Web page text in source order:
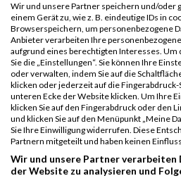
Wir und unsere Partner speichern und/oder
einem Gerät zu, wie z. B. eindeutige IDs in
Browserspeichern, um personenbezogene
Anbieter verarbeiten Ihre
aufgrund eines berechtigten Interesses.
Sie die „Einstellungen“. Sie können Ihre
oder verwalten, indem Sie auf die
klicken oder jederzeit auf die
unteren Ecke der Website klicken. Um Ihre
klicken Sie auf den Fingerabdruck oder den
und klicken Sie auf den Menüpunkt „Meine
Sie Ihre Einwilligung widerrufen. Diese
Partnern mitgeteilt und haben keinen
Wir und unsere Partner verarbeiten
der Website zu analysieren und